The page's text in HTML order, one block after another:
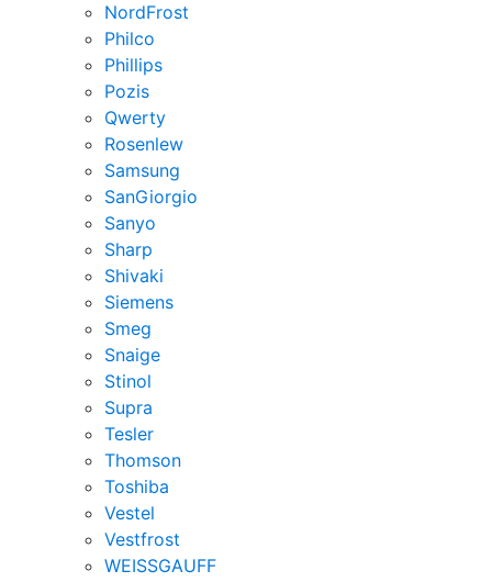
NordFrost
Philco
Phillips
Pozis
Qwerty
Rosenlew
Samsung
SanGiorgio
Sanyo
Sharp
Shivaki
Siemens
Smeg
Snaige
Stinol
Supra
Tesler
Thomson
Toshiba
Vestel
Vestfrost
WEISSGAUFF